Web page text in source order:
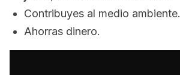
Contribuyes al medio ambiente.
Ahorras dinero.